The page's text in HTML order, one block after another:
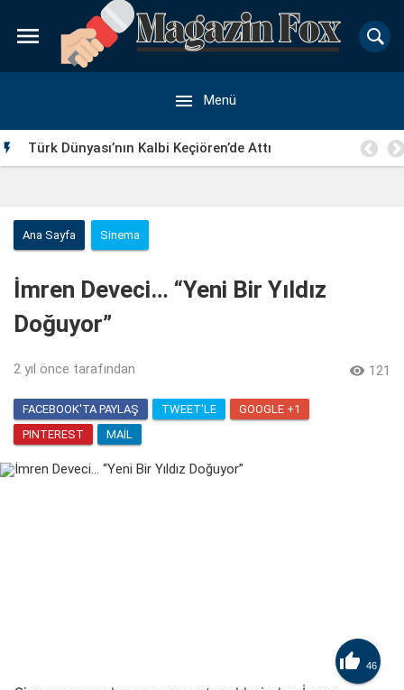

 Menü
 Türk Dünyası’nın Kalbi Keçiören’de Attı
Ana Sayfa Sinema
İmren Deveci… “Yeni Bir Yıldız
Doğuyor”
2 yıl önce tarafından  121
FACEBOOK'TA PAYLAŞ TWEET'LE
GOOGLE +1
PINTEREST
MAIL
 46